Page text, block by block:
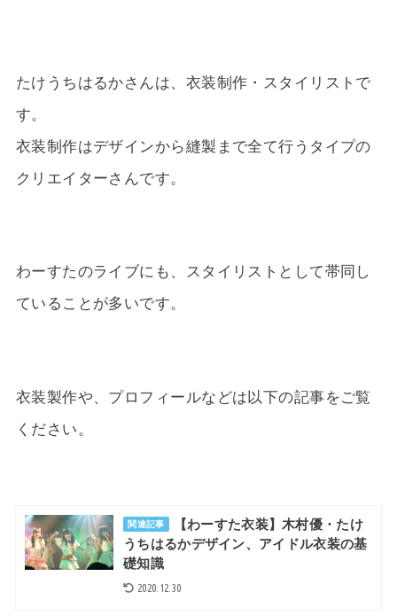
たけうちはるかさんは、衣装制作・スタイリストで
す。
衣装制作はデザインから縫製まで全て行うタイプの
クリエイターさんです。
わーすたのライブにも、スタイリストとして帯同し
ていることが多いです。
衣装製作や、プロフィールなどは以下の記事をご覧
ください。
関連記事
【わーすた衣装】木村優・たけ
うちはるかデザイン、アイドル衣装の基
礎知識
2020.12.30